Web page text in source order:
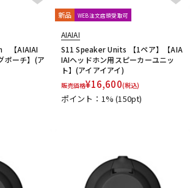
【AIAIAI
ポーチ】(ア
新品 WEB注文店頭受取可
AIAIAI
S11 Speaker Units 【1ペア】【AIA
IAIヘッドホン用スピーカーユニッ
ト】(アイアイアイ)
販売価格¥16,600(税込)
ポイント：1%(150pt)